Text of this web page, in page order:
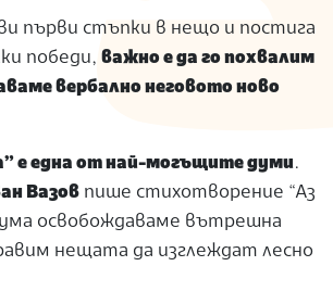
първи стъпки в нещо и постига
победи, важно е да го похвалим
вербално неговото ново
е една от най-могъщите думи.
Вазов пише стихотворение “Аз
освобождаваме вътрешна
нещата да изглеждат лесно